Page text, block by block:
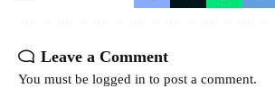
Leave a Comment
You must be logged in to post a comment.